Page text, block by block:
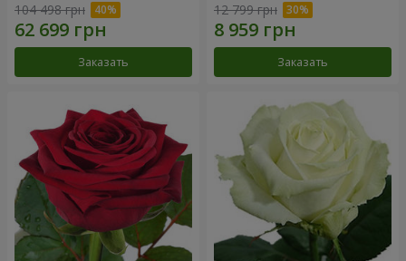
104 498 грн
Заказать
12 799 грн
Заказать